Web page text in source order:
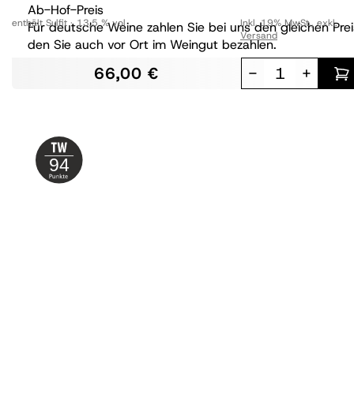
Ab-Hof-Preis
Für deutsche Weine zahlen Sie bei uns den gleichen
den Sie auch vor Ort im Weingut bezahlen.
enthält Sulfit 13,5 % vol
66,00 €
Inkl. 19% MwSt.,exkl.
Versand
- +
94